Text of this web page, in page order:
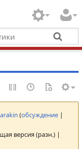
(обсуждение|
версия (разн.) |